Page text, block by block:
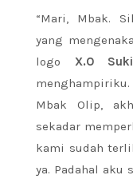
“Mari, Mbak.
yang
logo X.O
Mbak Olip,
sekadar
kami sudah
ya. Padahal aku